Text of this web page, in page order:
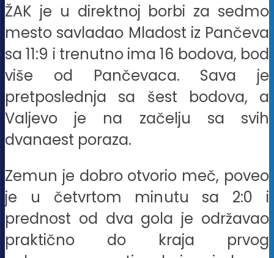
ŽAK je u direktnoj borbi za sedmo
mesto savladao Mladost iz Pančeva
sa 11:9 i trenutno ima 16 bodova, bod
više od Pančevaca. Sava je
pretposlednja sa šest bodova, a
Valjevo je na začelju sa svih
dvanaest poraza.
Zemun je dobro otvorio meč, poveo
je u četvrtom minutu sa 2:0 i
prednost od dva gola je održavao
praktično do kraja prvog